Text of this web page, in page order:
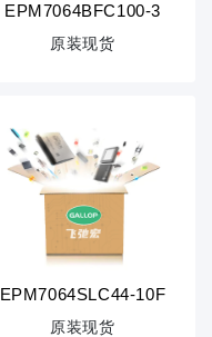
EPM7064BFC100-3
原装现货
EPM7064SLC44-10F
原装现货